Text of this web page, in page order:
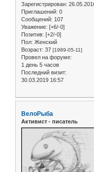
Зарегистрирован:
Приглашений: 0
Сообщений: 107
Уважение: [+6/-0]
Позитив: [+2/-0]
Пол: Женский
Возраст: 37 [1989-05-11]
Провел на форуме:
1 день 5 часов
Последний визит:
30.03.2019 16:57
ВелоРыба
Активист - писатель